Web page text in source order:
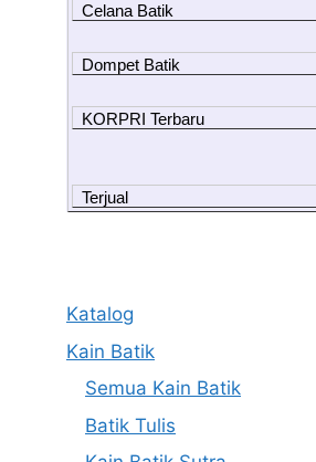
Celana Batik
Dompet Batik
KORPRI Terbaru
Terjual
Katalog
Kain Batik
Semua Kain Batik
Batik Tulis